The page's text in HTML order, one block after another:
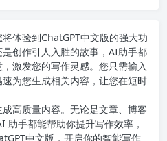
体验到ChatGPT中文版的强大功
创作引人入胜的故事，AI助手都
激发您的写作灵感。您只需输入
为您生成相关内容，让您在短时
高质量内容。无论是文章、博客
助手都能帮助你提升写作效率，
中文版 ，开启你的智能写作